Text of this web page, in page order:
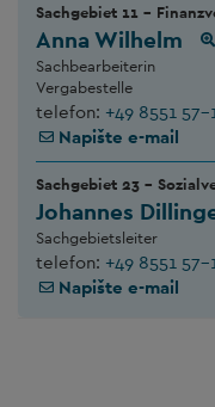
Sachgebiet 11 -
Anna Wilhelm
Sachbearbeiterin
Vergabestelle
telefon: +49 8551 57-
Napište e-mail
Sachgebiet 23 -
Johannes
Sachgebietsleiter
telefon: +49 8551 57-
Napište e-mail